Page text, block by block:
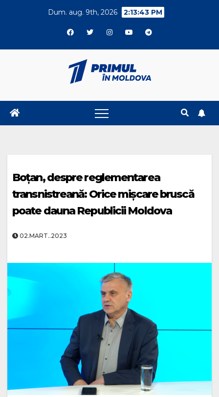
Dum. aug. 9th, 2026 2:13:44 PM
Boțan, despre reglementarea
transnistreană: Orice mișcare bruscă
poate dauna Republicii Moldova
02.MART..2023